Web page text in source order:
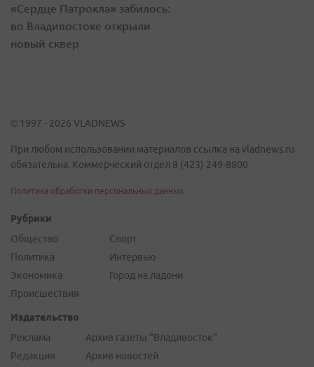
«Сердце Патрокла» забилось:
во Владивостоке открыли
новый сквер
© 1997 - 2026 VLADNEWS
При любом использовании материалов ссылка на vladnews.ru
обязательна. Коммерческий отдел 8 (423) 249-8800
Политика обработки персональных данных
Рубрики
Общество
Политика
Экономика
Происшествия
Спорт
Интервью
Город на ладони
Издательство
Реклама
Редакция
Архив газеты "Владивосток"
Архив новостей